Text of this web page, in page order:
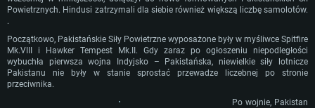
WYMAGANIA SYSTEMOWE
For PC
For MAC
For Linux
Powietrznych. Hindusi zatrzymali dla siebie również większą liczbę samolotów.
.
Początkowo, Pakistańskie Siły Powietrzne wyposażone były w myśliwce Spitfire
Mk.VIII i Hawker Tempest Mk.II. Gdy zaraz po ogłoszeniu niepodległości
wybuchła pierwsza wojna Indyjsko – Pakistańska, niewielkie siły lotnicze
Pakistanu nie były w stanie sprostać przewadze liczebnej po stronie
przeciwnika.
Po wojnie, Pakistan